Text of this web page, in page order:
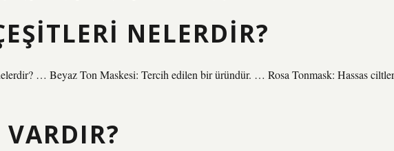
NELERDIR?
… Beyaz Ton Maskesi: Tercih edilen bir üründür. … Rosa Tonmask: Hassas ciltler